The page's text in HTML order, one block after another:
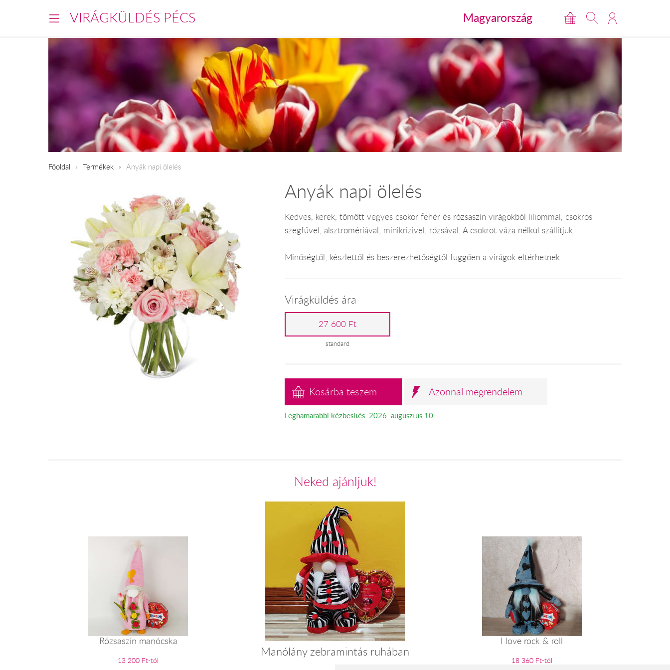
VIRÁGKÜLDÉS PÉCS Magyarország
Főoldal Termékek Anyák napi ölelés
Anyák napi ölelés
Kedves, kerek, tömött vegyes csokor fehér és rózsaszín virágokból liliommal, csokros
szegfűvel, alsztromériával, minikrizivel, rózsával. A csokrot váza nélkül szállítjuk.
Minőségtől, készlettől és beszerezhetőségtől függően a virágok eltérhetnek.
Virágküldés ára
27 600 Ft
standard
Kosárba teszem Azonnal megrendelem
Leghamarabbi kézbesítés: 2026. augusztus 10.
Neked ajánljuk!
Rózsaszín manócska
13 200 Ft-tól
Manólány zebramintás ruhában
I love rock & roll
18 360 Ft-tól